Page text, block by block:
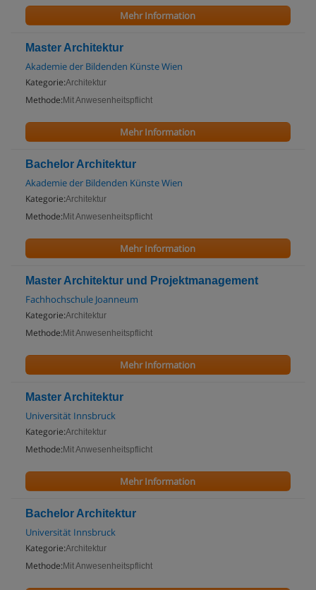
Mehr Information
Master Architektur
Akademie der Bildenden Künste Wien
Kategorie:Architektur
Methode: Mit Anwesenheitspflicht
Mehr Information
Bachelor Architektur
Akademie der Bildenden Künste Wien
Kategorie:Architektur
Methode: Mit Anwesenheitspflicht
Mehr Information
Master Architektur und Projektmanagement
Fachhochschule Joanneum
Kategorie:Architektur
Methode: Mit Anwesenheitspflicht
Mehr Information
Master Architektur
Universität Innsbruck
Kategorie:Architektur
Methode: Mit Anwesenheitspflicht
Mehr Information
Bachelor Architektur
Universität Innsbruck
Kategorie:Architektur
Methode: Mit Anwesenheitspflicht